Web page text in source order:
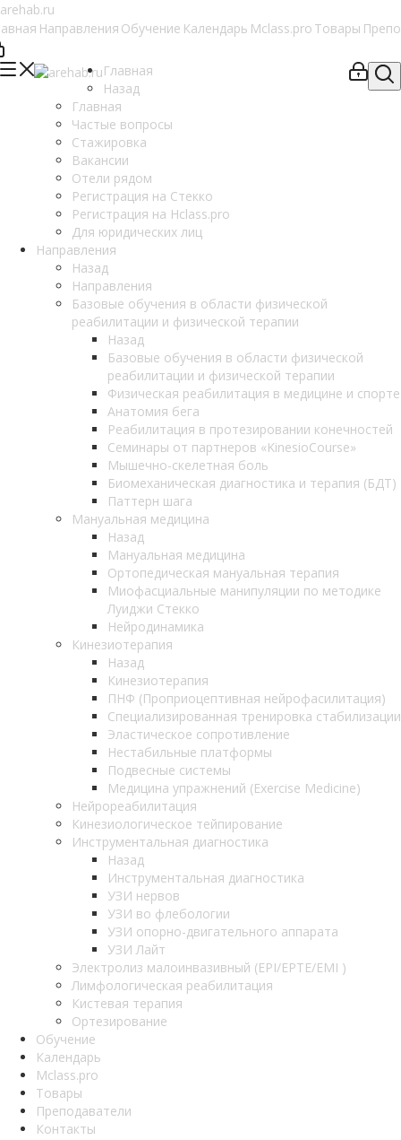
Направления Обучение Календарь Mclass.pro Товары
Главная
Назад
Главная
Частые вопросы
Стажировка
Вакансии
Отели рядом
Регистрация на Стекко
Регистрация на Hclass.pro
Для юридических лиц
Направления
Назад
Направления
Базовые обучения в области физической
реабилитации и физической терапии
Назад
Базовые обучения в области физической
реабилитации и физической терапии
Физическая реабилитация в медицине и спорте
Анатомия бега
Реабилитация в протезировании конечностей
Семинары от партнеров «KinesioCourse»
Мышечно-скелетная боль
Биомеханическая диагностика и терапия (БДТ)
Паттерн шага
Мануальная медицина
Назад
Мануальная медицина
Ортопедическая мануальная терапия
Миофасциальные манипуляции по методике
Луиджи Стекко
Нейродинамика
Кинезиотерапия
Назад
Кинезиотерапия
ПНФ (Проприоцептивная нейрофасилитация)
Специализированная тренировка стабилизации
Эластическое сопротивление
Нестабильные платформы
Подвесные системы
Медицина упражнений (Exercise Medicine)
Нейрореабилитация
Кинезиологическое тейпирование
Инструментальная диагностика
Назад
Инструментальная диагностика
УЗИ нервов
УЗИ во флебологии
УЗИ опорно-двигательного аппарата
УЗИ Лайт
Электролиз малоинвазивный (EPI/EPTE/EMI )
Лимфологическая реабилитация
Кистевая терапия
Ортезирование
Обучение
Календарь
Mclass.pro
Товары
Преподаватели
Контакты